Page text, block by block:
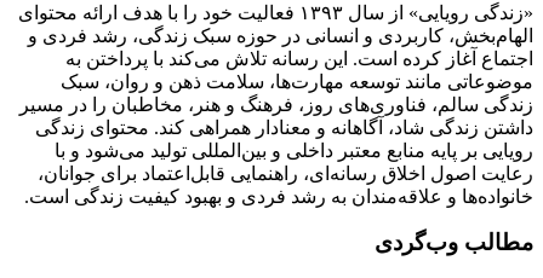
«زندگی رویایی» از سال ۱۳۹۳ فعالیت خود را با هدف ارائه محتوای
الهام‌بخش، کاربردی و انسانی در حوزه سبک زندگی، رشد فردی و
اجتماع آغاز کرده است. این رسانه تلاش می‌کند با پرداختن به
موضوعاتی مانند توسعه مهارت‌ها، سلامت ذهن و روان، سبک
زندگی سالم، فناوری‌های روز، فرهنگ و هنر، مخاطبان را در مسیر
داشتن زندگی شاد، آگاهانه و معنادار همراهی کند. محتوای زندگی
رویایی بر پایه منابع معتبر داخلی و بین‌المللی تولید می‌شود و با
رعایت اصول اخلاق رسانه‌ای، راهنمایی قابل‌اعتماد برای جوانان،
خانواده‌ها و علاقه‌مندان به رشد فردی و بهبود کیفیت زندگی است.
مطالب وب‌گردی